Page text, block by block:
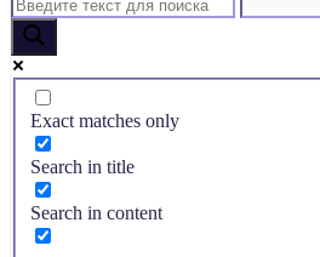
Exact matches only
Search in title
Search in content